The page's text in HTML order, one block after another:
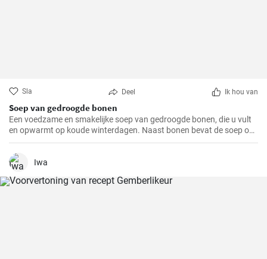
Sla Deel Ik hou van
Soep van gedroogde bonen
Een voedzame en smakelijke soep van gedroogde bonen, die u vult
en opwarmt op koude winterdagen. Naast bonen bevat de soep ook
aardappelen, wortelen en uien, die het een rijke smaak en geur
geven.
Iwa